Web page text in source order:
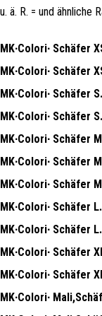
u. ä. R. = und ähnliche
MK∙Colori∙ Schäfer
MK∙Colori∙ Schäfer
MK∙Colori∙ Schäfer
MK∙Colori∙ Schäfer
MK∙Colori∙ Schäfer
MK∙Colori∙ Schäfer
MK∙Colori∙ Schäfer
MK∙Colori∙ Schäfer
MK∙Colori∙ Schäfer
MK∙Colori∙ Schäfer
MK∙Colori∙ Schäfer
MK∙Colori∙